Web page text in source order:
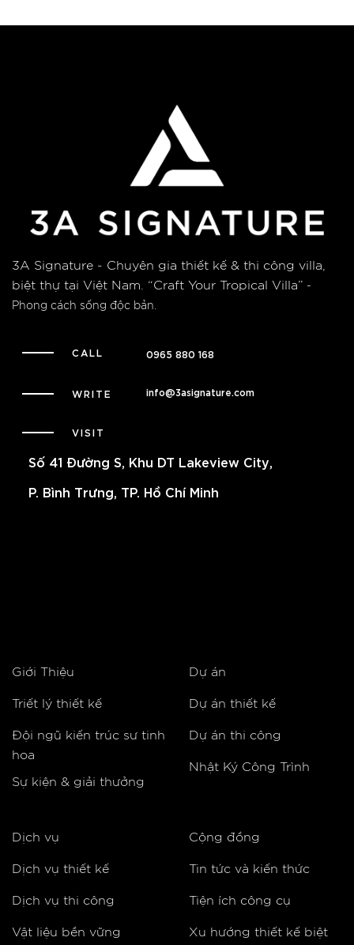
3A Signature - Chuyên gia thiết kế & thi công villa,
biệt thự tại Việt Nam. “Craft Your Tropical Villa” -
Phong cách sống độc bản.
CALL 0965 880 168
WRITE info@3asignature.com
VISIT
Số 41 Đường S, Khu DT Lakeview City,
P. Bình Trưng, TP. Hồ Chí Minh
Giới Thiệu
Triết lý thiết kế
Đội ngũ kiến trúc sư tinh
hoa
Sự kiện & giải thưởng
Dự án
Dự án thiết kế
Dự án thi công
Nhật Ký Công Trình
Dịch vụ
Dịch vụ thiết kế
Dịch vụ thi công
Vật liệu bền vững
Cộng đồng
Tin tức và kiến thức
Tiện ích công cụ
Xu hướng thiết kế biệt